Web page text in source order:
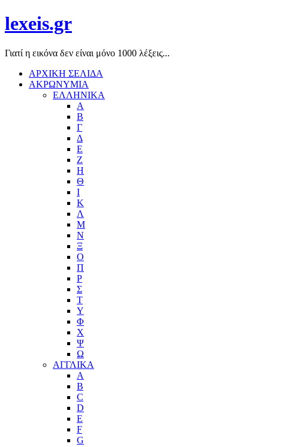
lexeis.gr
Γιατί η εικόνα δεν είναι μόνο 1000 λέξεις...
ΑΡΧΙΚΗ ΣΕΛΙΔΑ
ΑΚΡΩΝΥΜΙΑ
ΕΛΛΗΝΙΚΑ
Α
Β
Γ
Δ
Ε
Ζ
Η
Θ
Ι
Κ
Λ
Μ
Ν
Ξ
Ο
Π
Ρ
Σ
Τ
Υ
Φ
Χ
Ψ
Ω
ΑΓΓΛΙΚΑ
A
B
C
D
E
F
G